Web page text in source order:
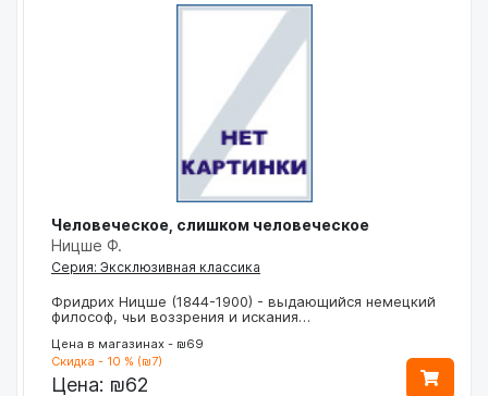
Человеческое, слишком человеческое
Ницше Ф.
Серия: Эксклюзивная классика
Фридрих Ницше (1844-1900) - выдающийся немецкий
философ, чьи воззрения и искания…
Цена в магазинах - ₪69
Скидка - 10 % (₪7)
Цена: ₪62